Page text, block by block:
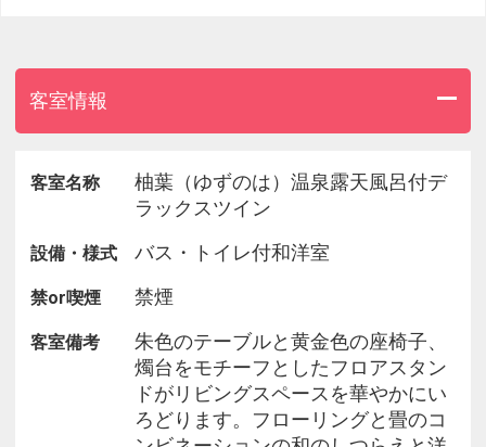
＜嵐山ディライト＞
ご宿泊者様限定のシャンパンフリーフローサービス
夕刻のお時間に、嵐山の美しい景色を望むカフェ
「茶寮 八翠」にてお愉しみいただけます。
（ソフトドリンクのご用意もございます。）
嵐山主要2駅（JR嵯峨嵐山駅もしくは京福電鉄嵐山
だける無料の送迎サービスをご用意しております。
また、JR京都駅からはMKタクシーによる無料送迎
（事前予約 3日前まで）
客室情報
客室名称
柚葉（ゆずのは）温泉露天風呂付デ
ラックスツイン
設備・様式 バス・トイレ付和洋室
禁or喫煙 禁煙
客室備考
朱色のテーブルと黄金色の座椅子、
燭台をモチーフとしたフロアスタン
ドがリビングスペースを華やかにい
ろどります。フローリングと畳のコ